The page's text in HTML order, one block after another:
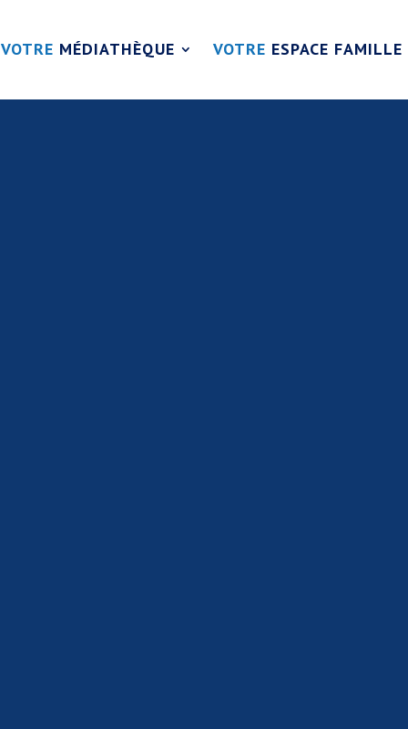
VOTRE MÉDIATHÈQUE VOTRE ESPACE FAMILLE